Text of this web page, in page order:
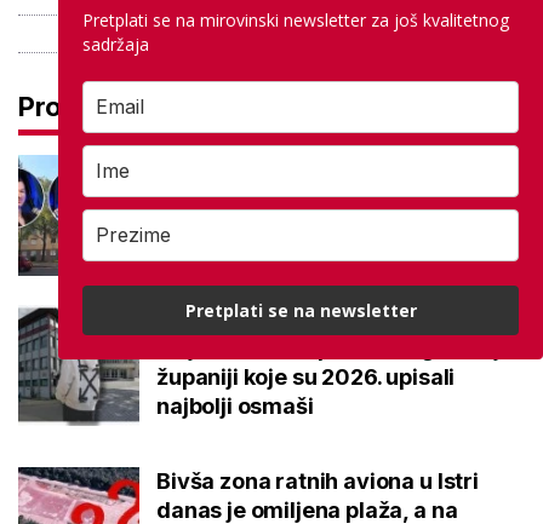
Pročitaj još
studentskom domu na koje se
svaki brucoš mora naviknuti
Ovo je 10 srednjoškolskih
županiji koje su 2026. upisali
najbolji osmaši
Bivša zona ratnih aviona u Istri
danas je omiljena plaža, a na
Pretplati se na mirovinski newsletter za još kvalitetnog
sadržaja
Pretplati se na newsletter